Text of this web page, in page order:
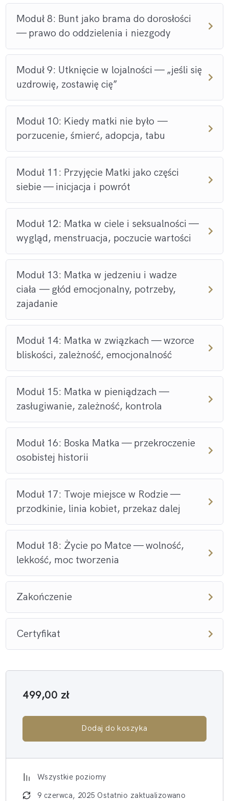
To nie jest kolejny kurs rozwojowy.
To rytuał przejścia.
matki.
Wyjdziesz jako ta, która daje je sobie sama.
Kup teraz. Nie odkładaj swojego życia na później.
Bo „później” to częstonigdy.
Dostęp do kursu otrzymujeszna zawsze
Kurs jest zakończony certyfikatem, potwierdzającym drogę,
jaką przejdziesz.
Zacznij dziś.
Moduł 8: Bunt jako brama do dorosłości
— prawo do oddzielenia i niezgody
Moduł 9: Utknięcie w lojalności — „jeśli się
uzdrowię, zostawię cię”
Moduł 10: Kiedy matki nie było —
porzucenie, śmierć, adopcja, tabu
Moduł 11: Przyjęcie Matki jako części
siebie — inicjacja i powrót
Moduł 12: Matka w ciele i seksualności —
wygląd, menstruacja, poczucie wartości
Moduł 13: Matka w jedzeniu i wadze
ciała — głód emocjonalny, potrzeby,
zajadanie
Moduł 14: Matka w związkach — wzorce
bliskości, zależność, emocjonalność
Moduł 15: Matka w pieniądzach —
zasługiwanie, zależność, kontrola
Moduł 16: Boska Matka — przekroczenie
osobistej historii
Moduł 17: Twoje miejsce w Rodzie —
przodkinie, linia kobiet, przekaz dalej
Moduł 18: Życie po Matce — wolność,
lekkość, moc tworzenia
Zakończenie
Certyfikat
499,00 zł
Dodaj do koszyka
Wszystkie poziomy
9 czerwca, 2025 Ostatnio zaktualizowano